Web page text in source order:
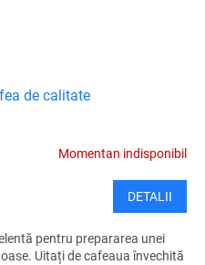
de calitate
Momentan indisponibil
DETALII
pentru prepararea unei
Uitați de cafeaua învechită